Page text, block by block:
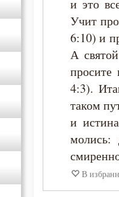
Никодим
Никон
Нил Синайский
и это
Учит
6:10) и
А
4:3).
таком
и
молись:
В